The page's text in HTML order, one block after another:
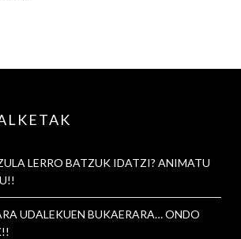
LERRO BATZUK IDATZI? ANIMATU
UDALEKUEN BUKAERARA… ONDO